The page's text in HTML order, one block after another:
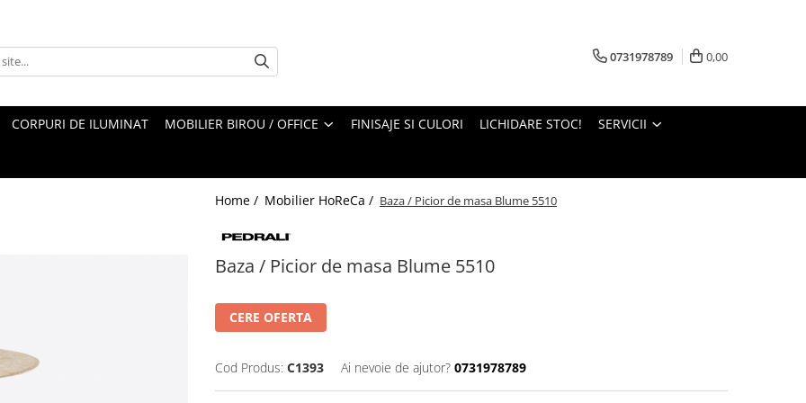
0731978789 0,00
CORPURI DE ILUMINAT MOBILIER BIROU / OFFICE FINISAJE SI CULORI LICHIDARE STOC! SERVICII
Home / Mobilier HoReCa / Baza / Picior de masa Blume 5510
Baza / Picior de masa Blume 5510
CERE OFERTA
Cod Produs: C1393 Ai nevoie de ajutor? 0731978789